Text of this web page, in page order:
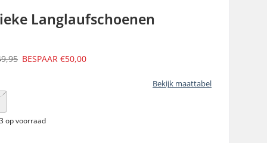
Langlaufschoenen
BESPAAR€50,00
Bekijk maattabel
op voorraad